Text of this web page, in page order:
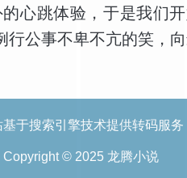
心跳体验，于是我们
公事不卑不亢的笑，
基于搜索引擎技术提供转码服务
Copyright © 2025 龙腾小说